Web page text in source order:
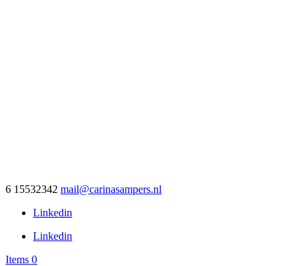
6 15532342 mail@carinasampers.nl
Linkedin
Linkedin
Items 0